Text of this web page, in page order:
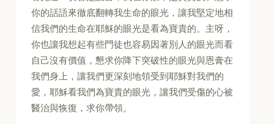
你的話語來徹底翻轉我生命的眼光，讓我堅定地相
信我們的生命在耶穌的眼光是看為寶貴的。主呀，
你也讓我想起有些門徒也容易因著別人的眼光而看
自己沒有價值，懇求你降下突破性的眼光與恩膏在
我們身上，讓我們更深刻地領受到耶穌對我們的
愛，耶穌看我們為寶貴的眼光，讓我們受傷的心被
醫治與恢復，求你帶領。